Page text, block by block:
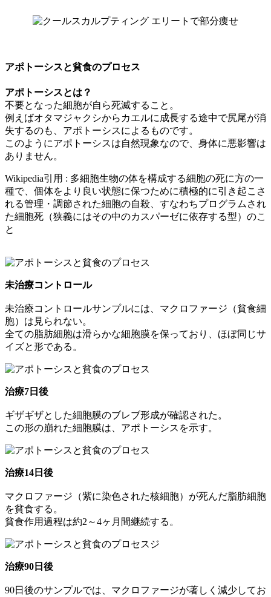
アポトーシスと貧食のプロセス
アポトーシスとは？
不要となった細胞が自ら死滅すること。
例えばオタマジャクシからカエルに成長する途中で尻尾が消
失するのも、アポトーシスによるものです。
このようにアポトーシスは自然現象なので、身体に悪影響は
ありません。
Wikipedia引用 : 多細胞生物の体を構成する細胞の死に方の一
種で、個体をより良い状態に保つために積極的に引き起こさ
れる管理・調節された細胞の自殺、すなわちプログラムされ
た細胞死（狭義にはその中のカスパーゼに依存する型）のこ
と
未治療コントロール
未治療コントロールサンプルには、マクロファージ（貧食細
胞）は見られない。
全ての脂肪細胞は滑らかな細胞膜を保っており、ほぼ同じサ
イズと形である。
治療7日後
ギザギザとした細胞膜のブレブ形成が確認された。
この形の崩れた細胞膜は、アポトーシスを示す。
治療14日後
マクロファージ（紫に染色された核細胞）が死んだ脂肪細胞
を貧食する。
貧食作用過程は約2～4ヶ月間継続する。
治療90日後
90日後のサンプルでは、マクロファージが著しく減少してお